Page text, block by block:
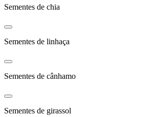
Sementes de chia
Sementes de linhaça
Sementes de cânhamo
Sementes de girassol